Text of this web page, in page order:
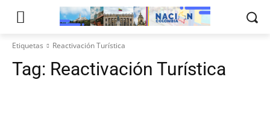
Etiquetas Reactivación Turística
Tag: Reactivación Turística